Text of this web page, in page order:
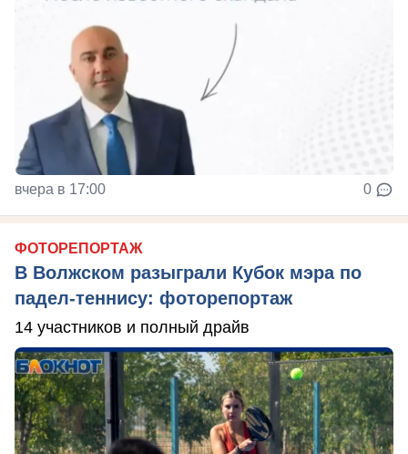
вчера в 17:00 0
ФОТОРЕПОРТАЖ
В Волжском разыграли Кубок мэра по
падел-теннису: фоторепортаж
14 участников и полный драйв